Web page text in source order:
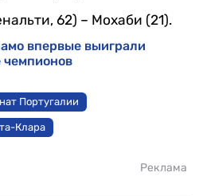
62) – Мохаби (21).
впервые выиграли
чемпионов
Португалии
Клара
Реклама